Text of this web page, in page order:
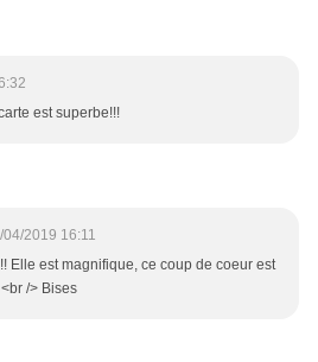
est superbe!!!
04/2019 16:11
Elle est magnifique, ce coup de coeur est
/> Bises